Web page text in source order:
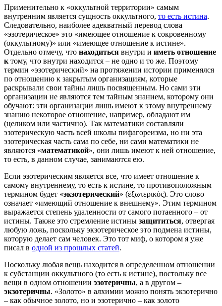
Применительно к «оккультной территории» самым
внутренним является сущность оккультного, то есть истина.
Следовательно, наиболее адекватный перевод слова
«эзотерическое» это «имеющее отношение к сокровенному
(оккультному)» или «имеющее отношение к истине».
Отдельно отмечу, что находиться внутри и иметь отношение
к тому, что внутри находится – не одно и то же. Поэтому
термин «эзотерический» на протяжении истории применялся
по отношению к закрытым организациям, которые
раскрывали свои тайны лишь посвященным. Но сами эти
организации не являются тем тайным знанием, которому они
обучают: эти организации лишь имеют к этому внутреннему
знанию некоторое отношение, например, обладают им
(целиком или частично). Так математики составляли
эзотерическую часть всей школы пифагореизма, но ни эта
эзотерическая часть сама по себе, ни сами математики не
являются «математикой», они лишь имеют к ней отношение,
то есть, в данном случае, занимаются ею.
Если эзотерическим является все, что имеет отношение к
самому внутреннему, то есть к истине, то противоположным
термином будет «экзотерический» (ἐξωτερικός). Это слово
означает «имеющий отношение к внешнему». Этим термином
выражается степень удаленности от самого потаенного – от
истины. Также это стремление истины защититься, отвергая
любую ложь, поскольку экзотерическое это подмена истины,
которую делает сам человек. Это тот миф, о котором я уже
писал в одной из прошлых статей.
Поскольку любая вещь находится в определенном отношении
к субстанции оккультного (то есть к истине), постольку все
вещи в одном отношении эзотеричны, а в другом –
экзотеричны. «Золото» в алхимии можно понять экзотерично
– как обычное золото, но и эзотерично – как золото